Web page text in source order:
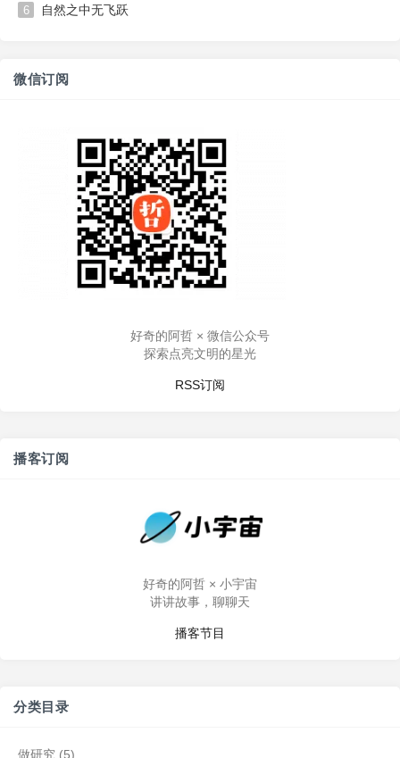
6 自然之中无飞跃
微信订阅
好奇的阿哲 × 微信公众号
探索点亮文明的星光
RSS订阅
播客订阅
好奇的阿哲 × 小宇宙
讲讲故事，聊聊天
播客节目
分类目录
做研究 (5)